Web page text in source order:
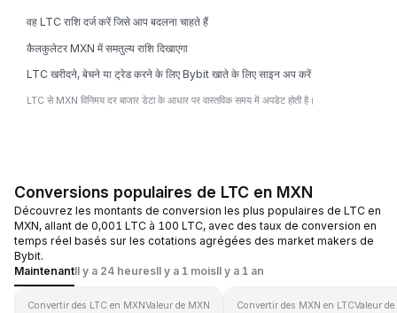
वह LTC राशि दर्ज करें जिसे आप बदलना चाहते हैं
कैलकुलेटर MXN में समतुल्य राशि दिखाएगा
LTC खरीदने, बेचने या ट्रेड करने के लिए Bybit खाते के लिए साइन अप करें
LTC से MXN विनिमय दर बाजार डेटा के आधार पर वास्तविक समय में अपडेट होती है।
Conversions populaires de LTC en MXN
Découvrez les montants de conversion les plus populaires de LTC en
MXN, allant de 0,001 LTC à 100 LTC, avec des taux de conversion en
temps réel basés sur les cotations agrégées des market makers de
Bybit.
MaintenantIl y a 24 heuresIl y a 1 moisIl y a 1 an
Convertir des LTC en MXNValeur de MXN Convertir des MXN en LTCValeur de